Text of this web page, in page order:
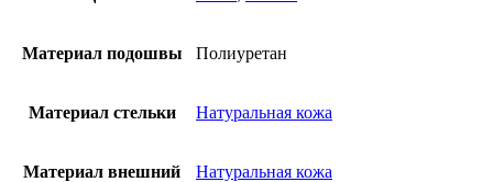
Материал подошвы Полиуретан
Материал стельки Натуральная кожа
Материал внешний Натуральная кожа